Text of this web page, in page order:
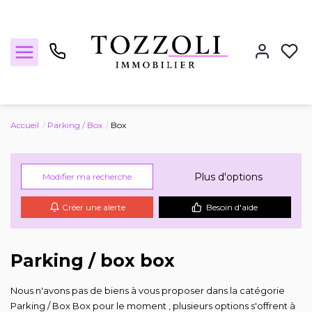
Nos annonces
Estimez votre bien
Locations
Notre agence
Accueil Parking / Box Box
Modifier ma recherche Plus d'options
Créer une alerte Besoin d'aide
Parking / box box
Nous n'avons pas de biens à vous proposer dans la catégorie
Parking / Box Box pour le moment , plusieurs options s'offrent à